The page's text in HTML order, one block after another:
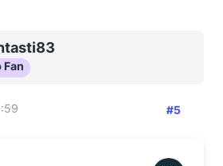
sonstige Umfeld bzw. die
gegeben sind. Ich würde
in der aktuellen Immobilie
Dann braucht man sich im
Fan
#5